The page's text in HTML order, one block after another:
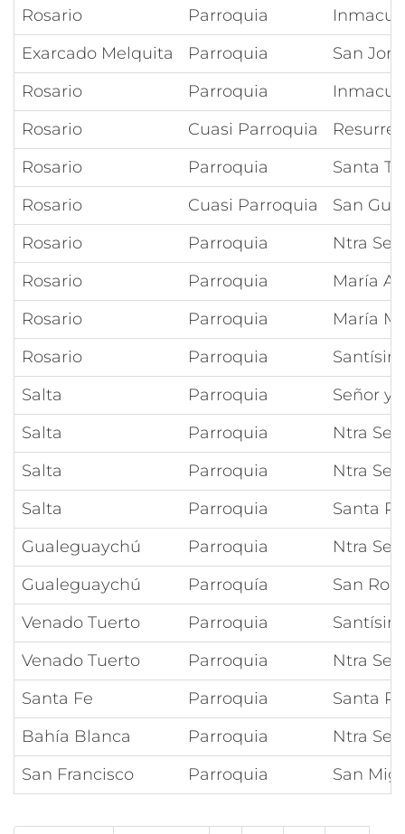
Rosario Parroquia
Exarcado Melquita
Parroquia
San
Rosario
Parroquia
Rosario
Cuasi Parroquia
Rosario
Parroquia
Santa
Rosario
Cuasi Parroquia
San
Rosario
Parroquia
Ntra
Rosario
Parroquia
María
Rosario
Parroquia
María
Rosario
Parroquia
Salta
Parroquia
Señor y
Salta
Parroquia
Ntra
Salta
Parroquia
Ntra
Salta
Parroquia
Santa
Gualeguaychú
Parroquia
Ntra
Gualeguaychú
Parroquía
San
Venado Tuerto
Parroquia
Venado Tuerto
Parroquia
Ntra
Santa Fe
Parroquia
Santa
Bahía Blanca
Parroquia
Ntra
San Francisco
Parroquia San